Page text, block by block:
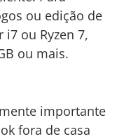
ou edição de
ou Ryzen 7,
ou mais.
importante
fora de casa